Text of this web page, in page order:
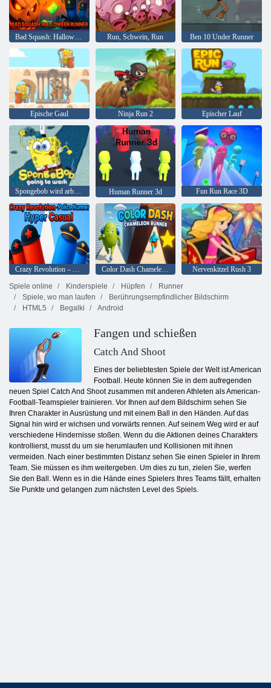
Bad Squash: Halloween Runner Run, Schwein, Run Ben 10 Under Runner
Epische Gaul Ninja Run 2 Epischer Lauf
Spongebob wird arbeiten Human Runner 3d Fun Run Race 3D
Color Dash Chameleon Runner
Nervenkitzel Rush 3
Spiele online
Kinderspiele Hüpfen
Runner
Spiele, wo man laufen
Berührungsempfindlicher Bildschirm
HTML5
Begalki Android
Fangen und schießen
Catch And Shoot
Eines der beliebtesten Spiele der Welt ist American
Football. Heute können Sie in dem aufregenden
neuen Spiel Catch And Shoot zusammen mit anderen Athleten als American-
Football-Teamspieler trainieren. Vor Ihnen auf dem Bildschirm sehen Sie
Ihren Charakter in Ausrüstung und mit einem Ball in den Händen. Auf das
Signal hin wird er wichsen und vorwärts rennen. Auf seinem Weg wird er auf
verschiedene Hindernisse stoßen. Wenn du die Aktionen deines Charakters
kontrollierst, musst du um sie herumlaufen und Kollisionen mit ihnen
vermeiden. Nach einer bestimmten Distanz sehen Sie einen Spieler in Ihrem
Team. Sie müssen es ihm weitergeben. Um dies zu tun, zielen Sie, werfen
Sie den Ball. Wenn es in die Hände eines Spielers Ihres Teams fällt, erhalten
Sie Punkte und gelangen zum nächsten Level des Spiels.